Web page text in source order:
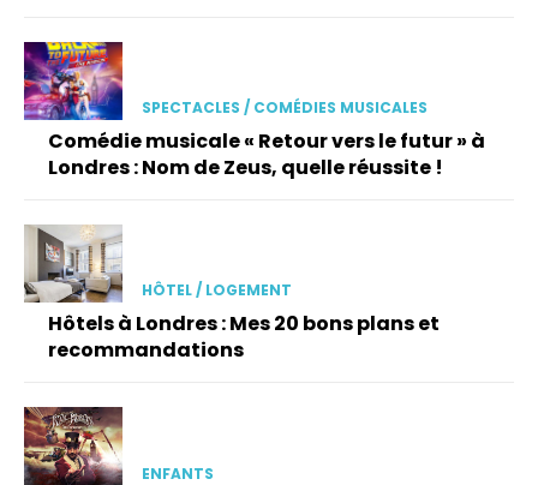
SPECTACLES / COMÉDIES MUSICALES
Comédie musicale « Retour vers le futur » à
Londres : Nom de Zeus, quelle réussite !
HÔTEL / LOGEMENT
Hôtels à Londres : Mes 20 bons plans et
recommandations
ENFANTS